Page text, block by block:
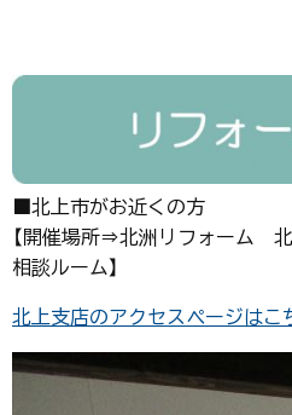
■北上市がお近くの方
【開催場所⇒北洲リフォーム
相談ルーム】
北上支店のアクセスページはこ